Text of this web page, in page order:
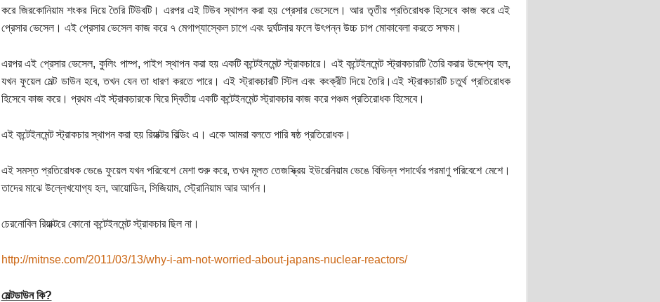
করে জিরকোনিয়াম শংকর দিয়ে তৈরি টিউবটি। এরপর এই টিউব স্থাপন করা হয় প্রেসার ভেসেলে। আর তৃতীয় প্রতিরোধক হিসেবে কাজ করে এই
প্রেসার ভেসেল। এই প্রেসার ভেসেল কাজ করে ৭ মেগাপ্যাস্কেল চাপে এবং দুর্ঘটনার ফলে উৎপন্ন উচ্চ চাপ মোকাবেলা করতে সক্ষম।
এরপর এই প্রেসার ভেসেল, কুলিং পাম্প, পাইপ স্থাপন করা হয় একটি কন্টেইনমেন্ট স্ট্রাকচারে। এই কন্টেইনমেন্ট স্ট্রাকচারটি তৈরি করার উদ্দেশ্য হল,
যখন ফুয়েল মেল্ট ডাউন হবে, তখন যেন তা ধারণ করতে পারে। এই স্ট্রাকচারটি স্টিল এবং কংক্রীট দিয়ে তৈরি।এই স্ট্রাকচারটি চতুর্থ প্রতিরোধক
হিসেবে কাজ করে। প্রথম এই স্ট্রাকচারকে ঘিরে দ্বিতীয় একটি কন্টেইনমেন্ট স্ট্রাকচার কাজ করে পঞ্চম প্রতিরোধক হিসেবে।
এই কন্টেইনমেন্ট স্ট্রাকচার স্থাপন করা হয় রিয়াক্টর বিল্ডিং এ। একে আমরা বলতে পারি ষষ্ঠ প্রতিরোধক।
এই সমস্ত প্রতিরোধক ভেঙে ফুয়েল যখন পরিবেশে মেশা শুরু করে, তখন মূলত তেজস্ক্রিয় ইউরেনিয়াম ভেঙে বিভিন্ন পদার্থের পরমাণু পরিবেশে মেশে।
তাদের মাঝে উল্লেখযোগ্য হল, আয়োডিন, সিজিয়াম, স্ট্রোনিয়াম আর আর্গন।
চেরনোবিল রিয়াক্টরে কোনো কন্টেইনমেন্ট স্ট্রাকচার ছিল না।
http://mitnse.com/2011/03/13/why-i-am-not-worried-about-japans-nuclear-reactors/
মেল্টডাউন কি?